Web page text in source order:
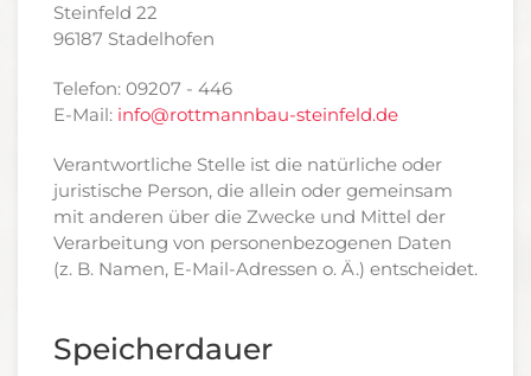
Steinfeld 22
96187 Stadelhofen
Telefon: 09207 - 446
E-Mail: info@rottmannbau-steinfeld.de
Verantwortliche Stelle ist die natürliche oder
juristische Person, die allein oder gemeinsam
mit anderen über die Zwecke und Mittel der
Verarbeitung von personenbezogenen Daten
(z. B. Namen, E-Mail-Adressen o. Ä.) entscheidet.
Speicherdauer